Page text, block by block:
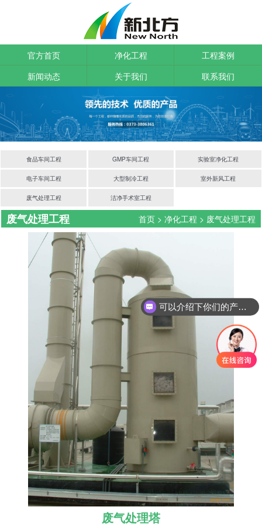
官方首页 净化工程
工程案例
新闻动态
关于我们 联系我们
食品车间工程 GMP车间工程 实验室净化工程
电子车间工程 大型制冷工程 室外新风工程
废气处理工程 洁净手术室工程
废气处理工程 首页> 净化工程 > 废气处理工程
废气处理塔
可以介绍下你们的产品么